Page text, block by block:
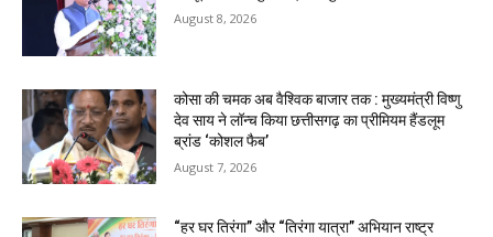
August 8, 2026
कोसा की चमक अब वैश्विक बाजार तक : मुख्यमंत्री विष्णु
देव साय ने लॉन्च किया छत्तीसगढ़ का प्रीमियम हैंडलूम
ब्रांड ‘कोशल फैब’
August 7, 2026
“हर घर तिरंगा” और “तिरंगा यात्रा” अभियान राष्ट्र